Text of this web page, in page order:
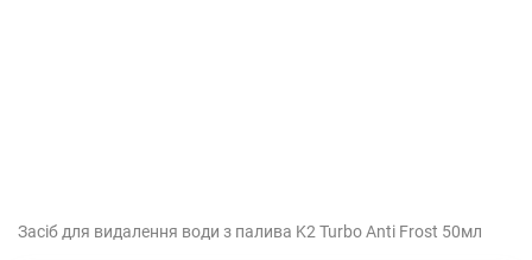
Засіб для видалення води з палива K2 Turbo Anti Frost 50мл